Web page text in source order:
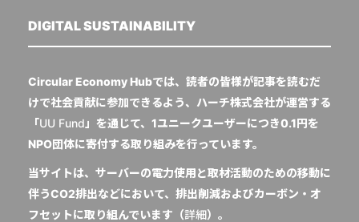
DIGITAL SUSTAINABILITY
Circular Economy Hubでは、読者の皆様が記事を読むだ
けで社会貢献に参加できるよう、ハーチ株式会社が運営する
「UU Fund 」を通じて、1ユニークユーザーにつき0.1円を
NPO団体に寄付する取り組みを行っています。
当サイトは、サーバーの電力使用と取材活動のための移動に
伴うCO2排出などにおいて、排出削減およびカーボン・オ
フセットに取り組んでいます（詳細）。